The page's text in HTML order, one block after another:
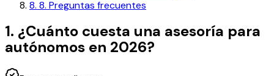
8. 8. Preguntas frecuentes
1. ¿Cuánto cuesta una asesoría para
autónomos en 2026?